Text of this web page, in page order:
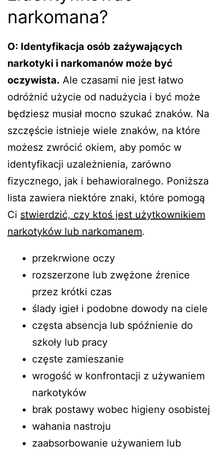
narkomana?
O: Identyfikacja osób zażywających
narkotyki i narkomanów może być
oczywista. Ale czasami nie jest łatwo
odróżnić użycie od nadużycia i być może
będziesz musiał mocno szukać znaków. Na
szczęście istnieje wiele znaków, na które
możesz zwrócić okiem, aby pomóc w
identyfikacji uzależnienia, zarówno
fizycznego, jak i behawioralnego. Poniższa
lista zawiera niektóre znaki, które pomogą
Ci stwierdzić, czy ktoś jest użytkownikiem
narkotyków lub narkomanem.
przekrwione oczy
rozszerzone lub zwężone źrenice
przez krótki czas
ślady igieł i podobne dowody na ciele
częsta absencja lub spóźnienie do
szkoły lub pracy
częste zamieszanie
wrogość w konfrontacji z używaniem
narkotyków
brak postawy wobec higieny osobistej
wahania nastroju
zaabsorbowanie używaniem lub